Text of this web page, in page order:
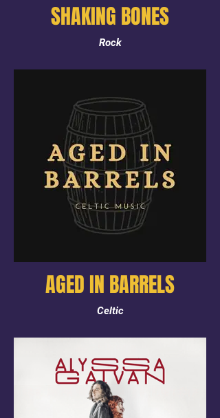
SHAKING BONES
Rock
AGED IN BARRELS
Celtic